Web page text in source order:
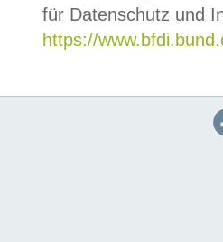
für Datenschutz und
https://